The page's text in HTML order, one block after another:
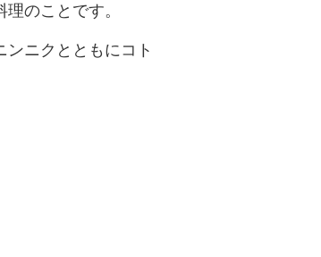
のことです。
ニクとともにコト